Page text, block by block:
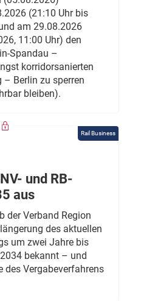
(21:10 Uhr bis
am 29.08.2026
11:00 Uhr) den
Spandau –
korridorsanierten
– Berlin zu sperren
bleiben).
Rail Business
und RB-
aus
der Verband Region
des aktuellen
um zwei Jahre bis
bekannt – und
des Vergabeverfahrens